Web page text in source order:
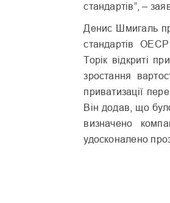
стандартів”, –
Денис Шмигаль
стандартів ОЕСР
Торік відкриті
зростання
приватизації
Він додав, що
визначено
удосконалено